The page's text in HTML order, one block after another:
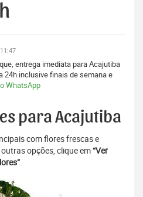
entrega imediata para Acajutiba
24h inclusive finais de semana e
WhatsApp
para Acajutiba
com flores frescas e
opções, clique em“Ver
.